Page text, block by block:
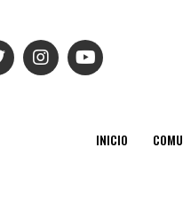
INICIO